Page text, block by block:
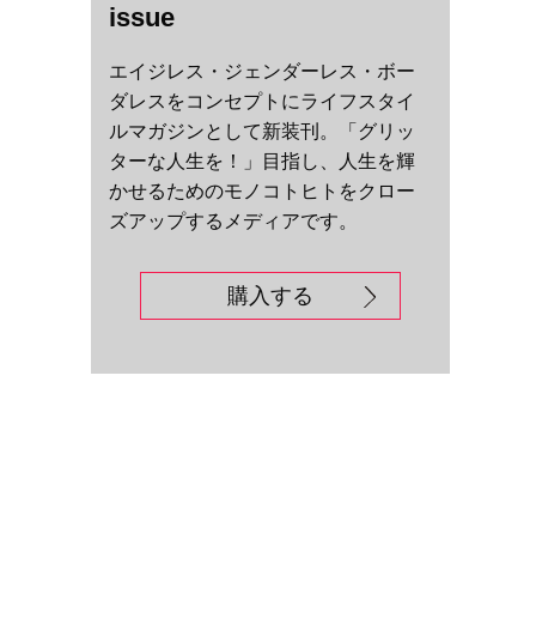
issue
エイジレス・ジェンダーレス・ボー
ダレスをコンセプトにライフスタイ
ルマガジンとして新装刊。「グリッ
ターな人生を！」目指し、人生を輝
かせるためのモノコトヒトをクロー
ズアップするメディアです。
購入する